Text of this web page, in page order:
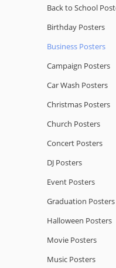
Back to School
Birthday Posters
Business Posters
Campaign Posters
Car Wash Posters
Christmas Posters
Church Posters
Concert Posters
DJ Posters
Event Posters
Graduation Posters
Halloween Posters
Movie Posters
Music Posters